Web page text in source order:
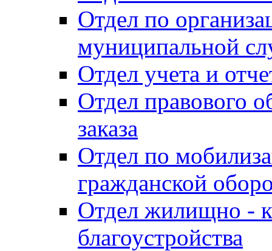
Отдел по
муниципальной
Отдел учета и
Отдел правового
заказа
Отдел по
гражданской
Отдел жилищно -
благоустройства